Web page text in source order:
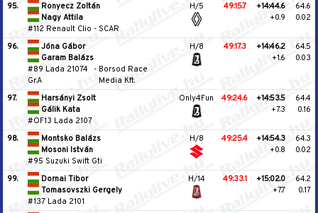
95.
Ronyecz Zoltán
Nagy Attila
#112 Renault Clio - SCAR
H/5 49:15.7
+14:44.6
+0.9
64.6
0.02
96.
Jóna Gábor
Garam Balázs
#89 Lada 21074
Gr.A
- Borsod Race
Media Kft.
H/8 49:17.3
+14:46.2
+1.6
64.5
0.03
97.
Harsányi Zsolt
Gálik Kata
#OF13 Lada 2107
Only4Fun 49:24.6
+14:53.5
+7.3
64.4
0.16
98.
Montsko Balázs
Mosoni István
#95 Suzuki Swift Gti
H/8 49:25.4
+14:54.3
+0.8
64.3
0.02
99.
Dornai Tibor
Tomasovszki Gergely
#137 Lada 2101
H/14 49:33.1
+15:02.0
+7.7
64.2
0.17